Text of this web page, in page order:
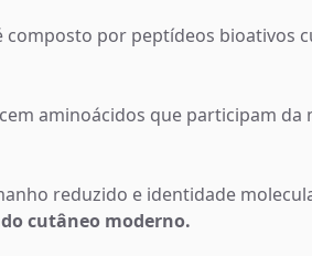
composto por peptídeos
aminoácidos que participam
reduzido e identidade
cutâneo moderno.